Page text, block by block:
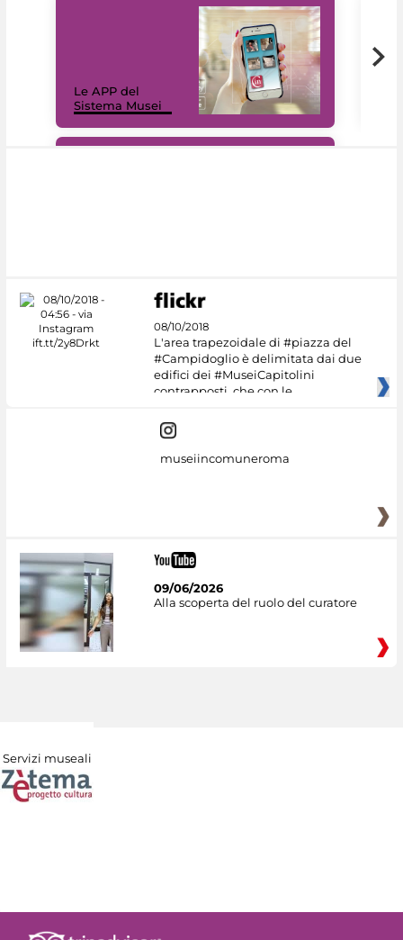
Le APP del
Sistema Musei
08/10/2018
L'area trapezoidale di #piazza del
#Campidoglio è delimitata dai due
edifici dei #MuseiCapitolini
contrapposti, che con le
museiincomuneroma
09/06/2026
Alla scoperta del ruolo del curatore
Servizi museali